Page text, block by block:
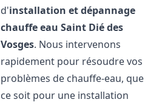
d'installation et dépannage
chauffe eau Saint Dié des
Vosges. Nous intervenons
rapidement pour résoudre vos
problèmes de chauffe-eau, que
ce soit pour une installation